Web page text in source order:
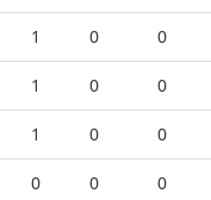
1 0 0
1 0 0
1 0 0
0 0 0